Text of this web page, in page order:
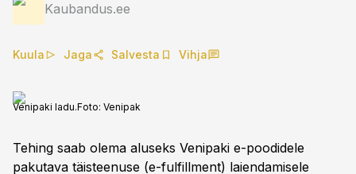
Kaubandus.ee
Kuula Jaga Salvesta Vihja
Venipaki ladu.Foto: Venipak
Tehing saab olema aluseks Venipaki e-poodidele
pakutava täisteenuse (e-fulfillment) laiendamisele